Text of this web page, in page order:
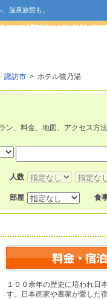
温泉旅館も。
諏訪市 > ホテル鷺乃湯
ン、料金、地図、アクセス方
人数
部屋 食
１００余年の歴史に培われ日
す。日本画家や書家が愛した